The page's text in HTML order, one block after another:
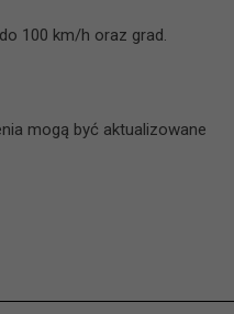
100 km/h oraz grad.
mogą być aktualizowane